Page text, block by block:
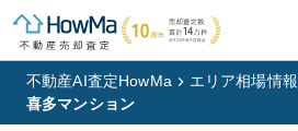
不動産AI査定HowMa エリア相場情報
喜多マンション